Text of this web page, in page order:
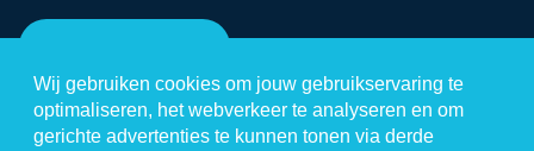
Wij gebruiken cookies om jouw gebruikservaring te
optimaliseren, het webverkeer te analyseren en om
gerichte advertenties te kunnen tonen via derde